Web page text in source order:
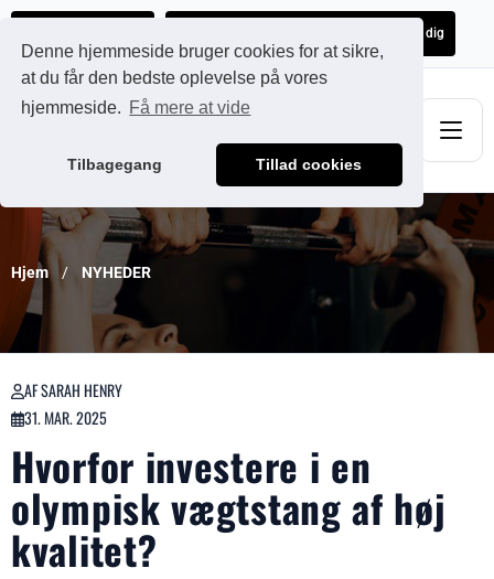
Denne hjemmeside bruger cookies for at sikre,
at du får den bedste oplevelse på vores
hjemmeside. Få mere at vide
Tilbagegang Tillad cookies
Få et uforpligtende tilbud skræddersyet til dig
Hjem NYHEDER
AF SARAH HENRY
31. MAR. 2025
Hvorfor investere i en
olympisk vægtstang af høj
kvalitet?